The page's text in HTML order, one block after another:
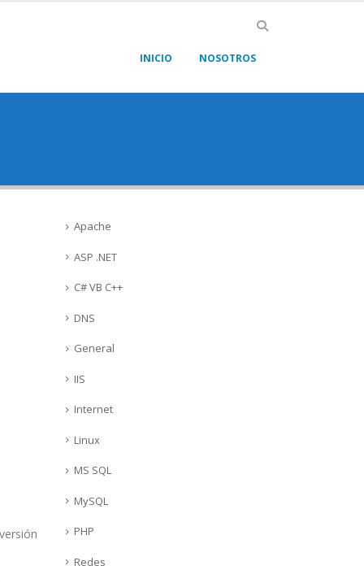
INICIO NOSOTROS
Apache
ASP .NET
C# VB C++
DNS
General
IIS
Internet
Linux
MS SQL
MySQL
PHP
Redes